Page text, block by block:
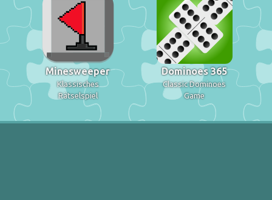
Minesweeper
Klassisches
Rätselspiel
Dominoes 365
Classic Dominoes
Game